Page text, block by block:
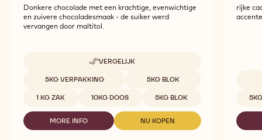
Donkere chocolade met een krachtige, evenwichtige
en zuivere chocoladesmaak - de suiker werd
vervangen door maltitol.
VERGELIJK
-
MALCHOC-
Beschikbare maten
5KG VERPAKKING 5KG BLOK
1 KG ZAK 10KG DOOS 5KG BLOK
MORE INFO
-
NU KOPEN
-
rijke